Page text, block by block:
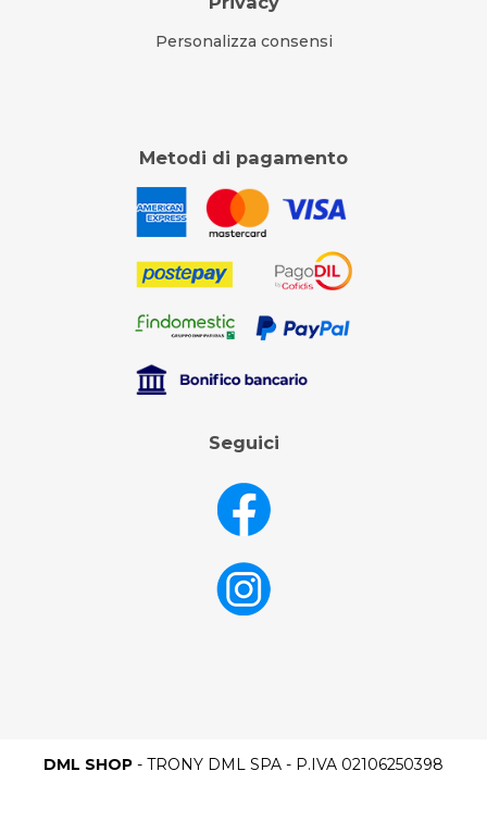
Personalizza consensi
Metodi di pagamento
Seguici
DML SHOP - TRONY DML SPA - P.IVA 02106250398